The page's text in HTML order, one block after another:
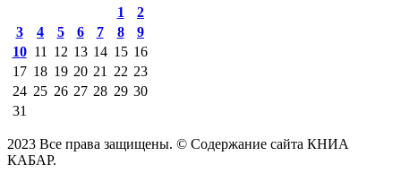
1
2
3
4 5 6 7 8
9
10 11 12 13 14 15 16
17 18 19 20 21 22 23
24 25 26 27 28 29 30
31
2023 Все права защищены. © Содержание сайта КНИА
КАБАР.